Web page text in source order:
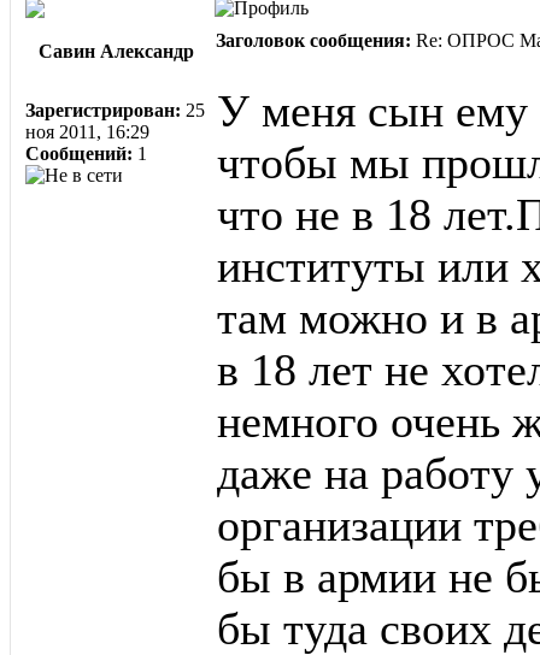
Савин Александр
Заголовок сообщения: Re: ОПРОС
Зарегистрирован: 25
ноя 2011, 16:29
Сообщений: 1
У меня сын ему
чтобы мы
что не в 18
институты или
там можно и в
в 18 лет не
немного очень
даже на работу
организации
бы в армии не
бы туда своих